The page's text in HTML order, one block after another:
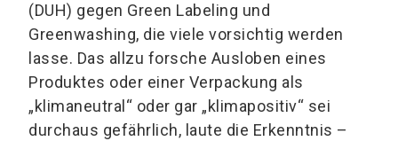
(DUH) gegen Green Labeling und
Greenwashing, die viele vorsichtig werden
lasse. Das allzu forsche Ausloben eines
Produktes oder einer Verpackung als
„klimaneutral“ oder gar „klimapositiv“ sei
durchaus gefährlich, laute die Erkenntnis –